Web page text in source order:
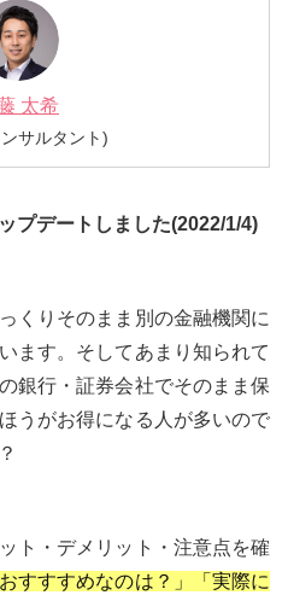
太希
サルタント)
プデートしました(2022/1/4)
くりそのまま別の金融機関に
ます。そしてあまり知られて
銀行・証券会社でそのまま保
うがお得になる人が多いので
ト・デメリット・注意点を確
おすすすめなのは？」「実際に